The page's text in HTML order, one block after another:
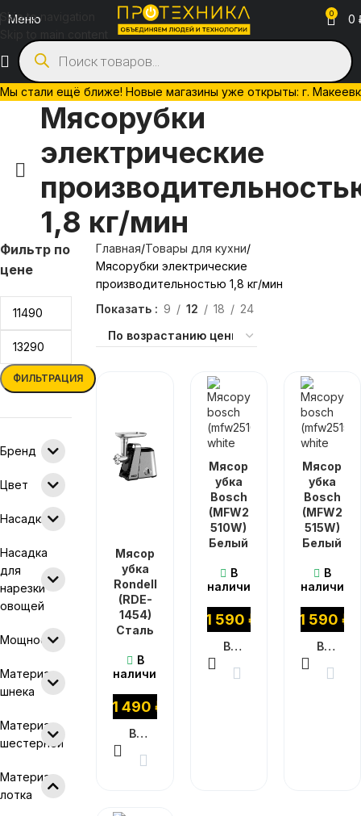
Skip to navigation
Мы стали ещё ближе! Новые магазины уже открыты: г.
Меню 0 0
Мясорубки
электрические
1,8 кг/мин
Фильтр по
цене
ФИЛЬТРАЦИЯ
Бренд
Цвет
Насадки
Насадка
для
нарезки
овощей
Мощность
Материал
шнека
Материал
шестерней
Материал
лотка
Главная Товары для кухни
Мясорубки электрические
производительностью 1,8 кг/мин
Показать
9 12 18 24
Мясор
убка
Rondell
(RDE-
1454)
Сталь
В
наличии
11 490 ₽
В КОРЗИНУ
Мясор
убка
Bosch
(MFW2
510W)
Белый
В
наличии
11 590 ₽
В КОРЗИНУ
Мясор
убка
Bosch
(MFW2
515W)
Белый
В
наличии
11 590 ₽
В КОРЗИНУ